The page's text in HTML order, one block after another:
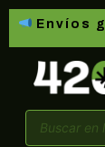
Envíos